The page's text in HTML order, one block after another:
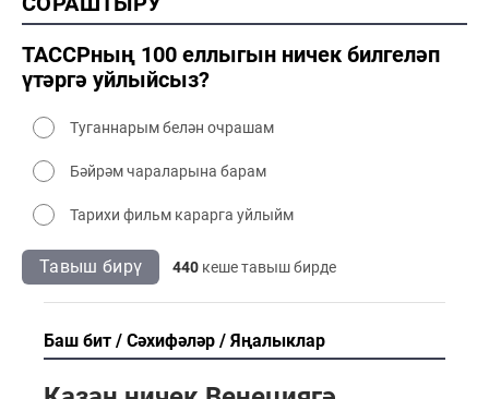
2000 мәдәният
ТАССРның 100 еллыгын ничек билгеләп
үтәргә уйлыйсыз?
Туганнарым белән очрашам
Бәйрәм чараларына барам
Тарихи фильм карарга уйлыйм
Тавыш бирү 440 кеше тавыш бирде
Баш бит Сәхифәләр Яңалыклар